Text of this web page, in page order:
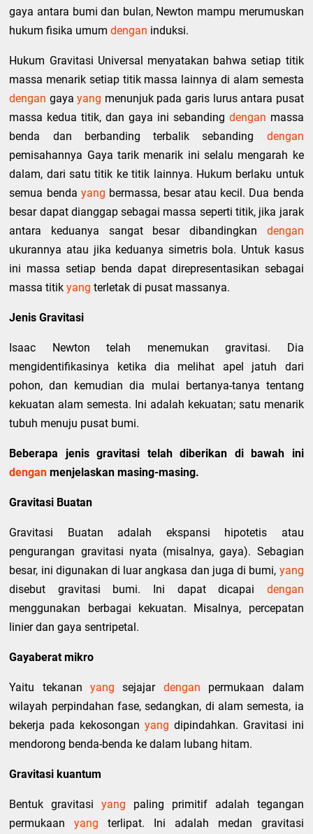
gaya antara bumi dan bulan, Newton mampu merumuskan
hukum fisika umumdengan induksi.
Hukum Gravitasi Universal menyatakan bahwa setiap titik
massa menarik setiap titik massa lainnya di alam semesta
dengan gayayang menunjuk pada garis lurus antara pusat
massa kedua titik, dan gaya ini sebanding dengan massa
benda dan berbanding terbalik sebanding dengan
pemisahannya Gaya tarik menarik ini selalu mengarah ke
dalam, dari satu titik ke titik lainnya. Hukum berlaku untuk
semua benda yang bermassa, besar atau kecil. Dua benda
besar dapat dianggap sebagai massa seperti titik, jika jarak
antara keduanya sangat besar dibandingkan dengan
ukurannya atau jika keduanya simetris bola. Untuk kasus
ini massa setiap benda dapat direpresentasikan sebagai
massa titikyang terletak di pusat massanya.
Jenis Gravitasi
Isaac Newton telah menemukan gravitasi. Dia
mengidentifikasinya ketika dia melihat apel jatuh dari
pohon, dan kemudian dia mulai bertanya-tanya tentang
kekuatan alam semesta. Ini adalah kekuatan; satu menarik
tubuh menuju pusat bumi.
Beberapa jenis gravitasi telah diberikan di bawah ini
dengan menjelaskan masing-masing.
Gravitasi Buatan
Gravitasi Buatan adalah ekspansi hipotetis atau
pengurangan gravitasi nyata (misalnya, gaya). Sebagian
besar, ini digunakan di luar angkasa dan juga di bumi, yang
disebut gravitasi bumi. Ini dapat dicapai dengan
menggunakan berbagai kekuatan. Misalnya, percepatan
linier dan gaya sentripetal.
Gayaberat mikro
Yaitu tekananyang sejajar dengan permukaan dalam
wilayah perpindahan fase, sedangkan, di alam semesta, ia
bekerja pada kekosongan yang dipindahkan. Gravitasi ini
mendorong benda-benda ke dalam lubang hitam.
Gravitasi kuantum
Bentuk gravitasiyang paling primitif adalah tegangan
permukaanyang terlipat. Ini adalah medan gravitasi